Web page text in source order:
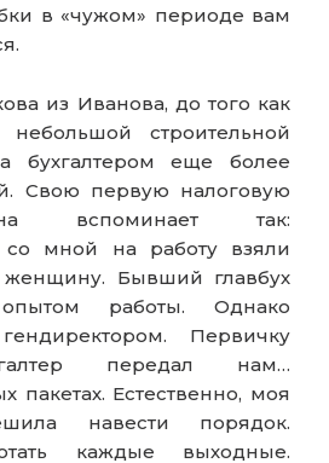
в «чужом» периоде вам
из Иванова, до того как
небольшой строительной
бухгалтером еще более
Свою первую налоговую
вспоминает так:
мной на работу взяли
женщину. Бывший главбух
работы. Однако
Первичку
передал нам…
пакетах. Естественно, моя
навести порядок.
каждые выходные.